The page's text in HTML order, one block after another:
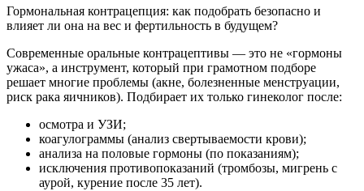
Гормональная контрацепция: как подобрать безопасно и
влияет ли она на вес и фертильность в будущем?
Современные оральные контрацептивы — это не «гормоны
ужаса», а инструмент, который при грамотном подборе
решает многие проблемы (акне, болезненные менструации,
риск рака яичников). Подбирает их только гинеколог после:
осмотра и УЗИ;
коагулограммы (анализ свертываемости крови);
анализа на половые гормоны (по показаниям);
исключения противопоказаний (тромбозы, мигрень с
аурой, курение после 35 лет).